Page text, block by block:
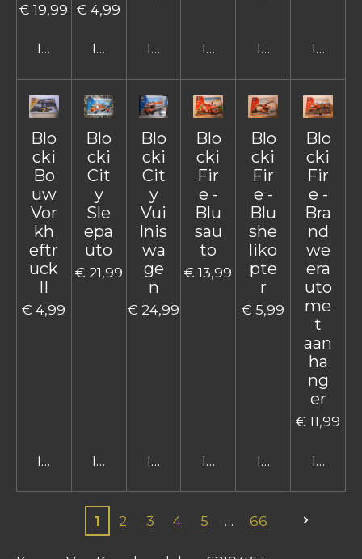
€ 19,99
In winkelwagen
€ 4,99
In winkelwagenIn winkelwagenIn winkelwagen
In In
Blo
cki
Bo
uw
Vor
kh
eftr
uck
€ 4,99
In winkelwagen
Blo
cki
Cit
y
Sle
epa
uto
€ 21,99
In winkelwagen
Blo
cki
Cit
y
Vui
lnis
wa
ge
n
€ 24,99
In winkelwagen
Blo
cki
Fir
e -
Blu
sau
to
€ 13,99
In winkelwagen
Blo
cki
Fir
e -
Blu
she
liko
pte
r
€ 5,99
In
Blo
cki
Fir
e -
Bra
nd
we
era
uto
me
t
aan
ha
ng
er
€ 11,99
In
1 2 3 4 5 66